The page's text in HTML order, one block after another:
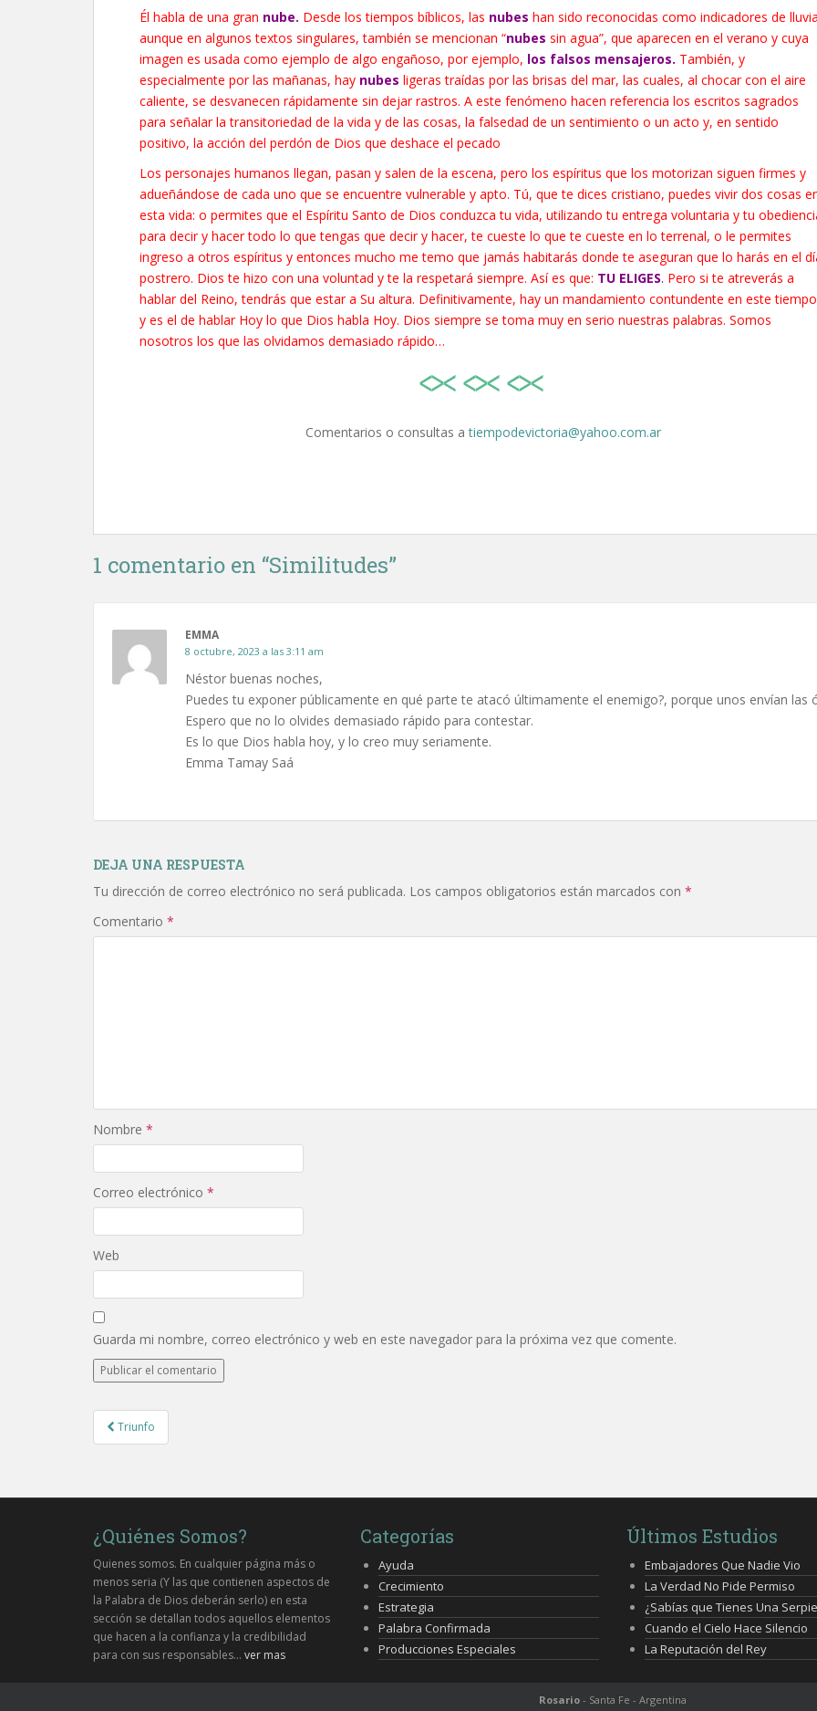
Él habla de una gran nube. Desde los tiempos bíblicos, las nubes han sido reconocidas como indicadores de
aunque en algunos textos singulares, también se mencionan “nubes sin agua”, que aparecen en el verano y cuya
imagen es usada como ejemplo de algo engañoso, por ejemplo, los falsos mensajeros. También, y
especialmente por las mañanas, hay nubes ligeras traídas por las brisas del mar, las cuales, al chocar con el aire
caliente, se desvanecen rápidamente sin dejar rastros. A este fenómeno hacen referencia los escritos sagrados
para señalar la transitoriedad de la vida y de las cosas, la falsedad de un sentimiento o un acto y, en sentido
positivo, la acción del perdón de Dios que deshace el pecado
Los personajes humanos llegan, pasan y salen de la escena, pero los espíritus que los motorizan siguen firmes y
adueñándose de cada uno que se encuentre vulnerable y apto. Tú, que te dices cristiano, puedes vivir dos cosas
esta vida: o permites que el Espíritu Santo de Dios conduzca tu vida, utilizando tu entrega voluntaria y tu
para decir y hacer todo lo que tengas que decir y hacer, te cueste lo que te cueste en lo terrenal, o le permites
ingreso a otros espíritus y entonces mucho me temo que jamás habitarás donde te aseguran que lo harás en el
postrero. Dios te hizo con una voluntad y te la respetará siempre. Así es que: TU ELIGES. Pero si te atreverás a
hablar del Reino, tendrás que estar a Su altura. Definitivamente, hay un mandamiento contundente en este
y es el de hablar Hoy lo que Dios habla Hoy. Dios siempre se toma muy en serio nuestras palabras. Somos
nosotros los que las olvidamos demasiado rápido…
Comentarios o consultas atiempodevictoria@yahoo.com.ar
1 comentario en “Similitudes”
EMMA
8 octubre, 2023 a las 3:11 am
Néstor buenas noches,
Puedes tu exponer públicamente en qué parte te atacó últimamente el enemigo?, porque unos envían las
Espero que no lo olvides demasiado rápido para contestar.
Es lo que Dios habla hoy, y lo creo muy seriamente.
Emma Tamay Saá
DEJA UNA RESPUESTA
Tu dirección de correo electrónico no será publicada. Los campos obligatorios están marcados con *
Comentario *
Nombre *
Correo electrónico *
Web
Guarda mi nombre, correo electrónico y web en este navegador para la próxima vez que comente.
Post
navigation
Triunfo
¿Quiénes Somos?
Quienes somos. En cualquier página más o
menos seria (Y las que contienen aspectos de
la Palabra de Dios deberán serlo) en esta
sección se detallan todos aquellos elementos
que hacen a la confianza y la credibilidad
para con sus responsables... ver mas
Categorías
Ayuda
Crecimiento
Estrategia
Palabra Confirmada
Producciones Especiales
Últimos Estudios
Embajadores Que Nadie Vio
La Verdad No Pide Permiso
¿Sabías que Tienes Una
Cuando el Cielo Hace Silencio
La Reputación del Rey
Rosario - Santa Fe - Argentina